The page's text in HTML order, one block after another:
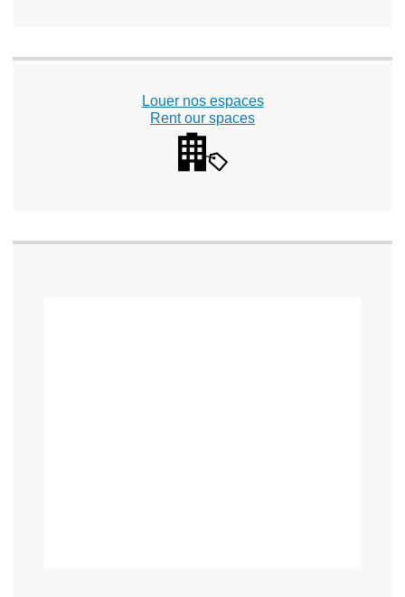
Louer nos espaces
Rent our spaces